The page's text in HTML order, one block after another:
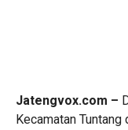
Jatengvox.com –
Kecamatan Tuntang